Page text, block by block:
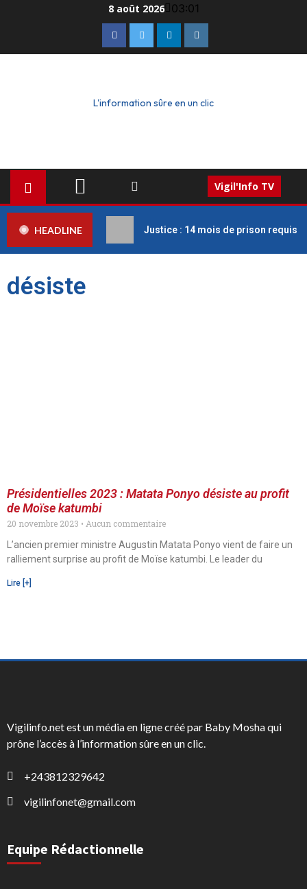
8 août 2026 03:01
L'information sûre en un clic
Vigil'Info TV
HEADLINE Justice : 14 mois de prison requis
désiste
Présidentielles 2023 : Matata Ponyo désiste au profit
de Moïse katumbi
20 novembre 2023
Aucun commentaire
L’ancien premier ministre Augustin Matata Ponyo vient de faire un
ralliement surprise au profit de Moïse katumbi. Le leader du
Lire [+]
Vigilinfo.net est un média en ligne créé par Baby Mosha qui
prône l’accès à l’information sûre en un clic.
+243812329642
vigilinfonet@gmail.com
Equipe Rédactionnelle